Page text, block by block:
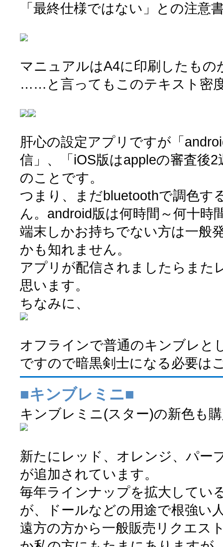
「最終仕様ではない」との注意
マニュアルはA4に印刷したもの
……と言ってもこのテキスト密
肝心の設定アプリですが「
信」、「iOS版はappleの審査後
のことです。
つまり、まだbluetoothで調色す
ん。android版は何時間～何十時
端末しかお持ちでない方は一般
かも知れません。
アプリが配信されましたらまた
思います。
ちなみに、
オフラインで普通のキンブレと
ですので暗黒剣士になる必要は
■キンブレミニ■
キンブレミニ(スター)の新色も
新たにレッド、オレンジ、パー
が追加されています。
毎年ラインナップを拡大してい
が、ドールなどの用途で根強い
遠方の方から一般販売リクエス